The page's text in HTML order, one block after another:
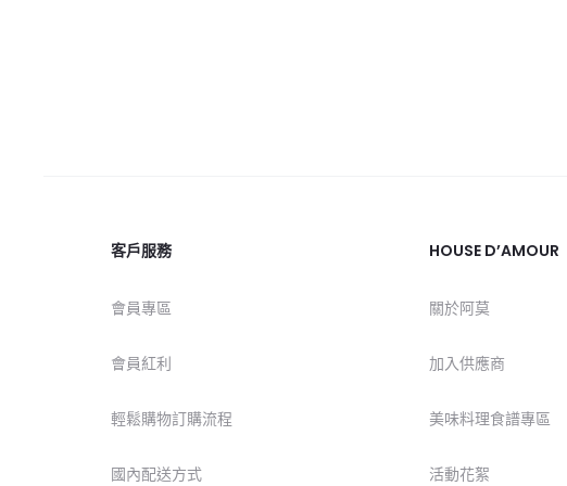
客戶服務
會員專區
會員紅利
輕鬆購物訂購流程
國內配送方式
HOUSE D’AMOUR
關於阿莫
加入供應商
美味料理食譜專區
活動花絮